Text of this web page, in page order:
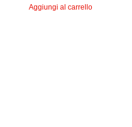
Aggiungi al carrello